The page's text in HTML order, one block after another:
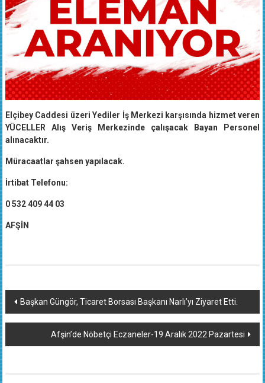
Elçibey Caddesi üzeri Yediler İş Merkezi karşısında hizmet veren
YÜCELLER Alış Veriş Merkezinde çalışacak Bayan Personel
alınacaktır.
Müracaatlar şahsen yapılacak.
İrtibat Telefonu:
0 532 409 44 03
AFŞİN
Yazı
dolaşımı
Başkan Güngör, Ticaret Borsası Başkanı Narlı’yı Ziyaret Etti.
Afşin’de Nöbetçi Eczaneler-19 Aralık 2022 Pazartesi